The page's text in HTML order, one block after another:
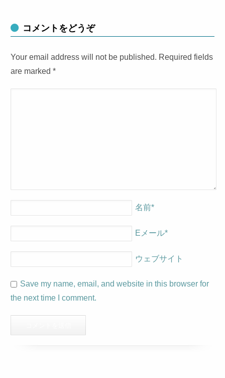
コメントをどうぞ
Your email address will not be published. Required fields
are marked*
名前*
Eメール*
ウェブサイト
Save my name, email, and website in this browser for
the next time I comment.